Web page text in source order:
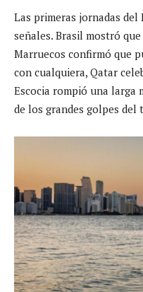
Las primeras jornadas
señales. Brasil mostró
Marruecos confirmó que
con cualquiera, Qatar
Escocia rompió una
de los grandes golpes del